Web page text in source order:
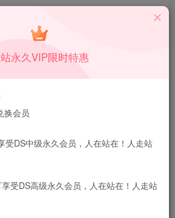
京东双11助手
登录后查看
及时
网收集，仅供用于学习和交流，请勿用
永久VIP限时特惠
换会员
受DS中级永久会员，人在站在！人走站
受DS高级永久会员，人在站在！人走站